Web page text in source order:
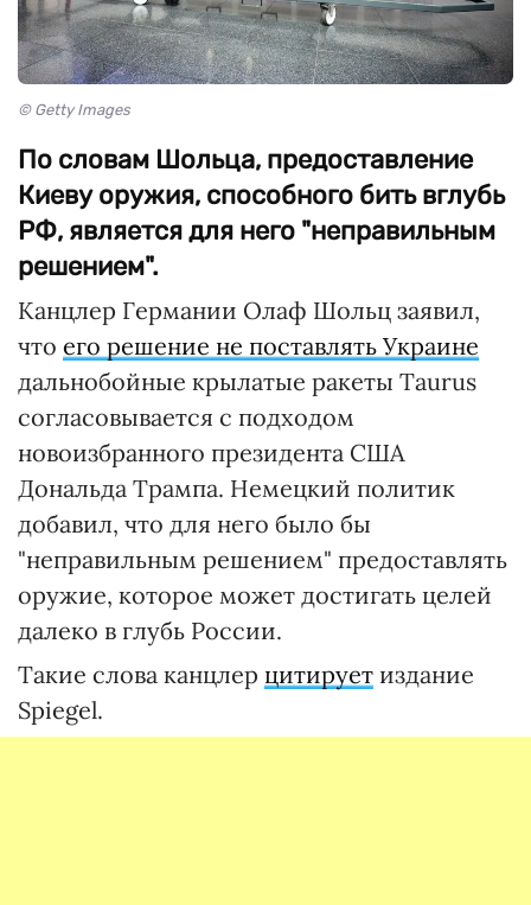
© Getty Images
По словам Шольца, предоставление
Киеву оружия, способного бить вглубь
РФ, является для него "неправильным
решением".
Канцлер Германии Олаф Шольц заявил,
что его решение не поставлять Украине
дальнобойные крылатые ракеты Taurus
согласовывается с подходом
новоизбранного президента США
Дональда Трампа. Немецкий политик
добавил, что для него было бы
"неправильным решением" предоставлять
оружие, которое может достигать целей
далеко в глубь России.
Такие слова канцлер цитирует издание
Spiegel.